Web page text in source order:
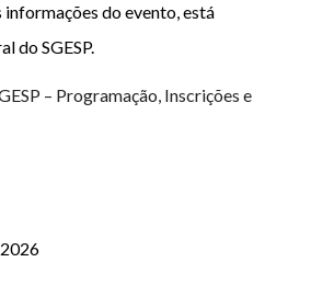
informações do evento, está
do SGESP.
– Programação, Inscrições e